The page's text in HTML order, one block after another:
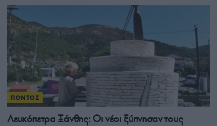
ΠΟΝΤΟΣ
Λευκόπετρα Ξάνθης: Οι νέοι ξύπνησαν τους